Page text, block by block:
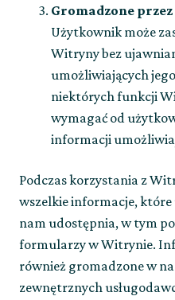
Gromadzone
Użytkownik może
Witryny bez
umożliwiających
niektórych funkcji
wymagać od
informacji
Podczas korzystania z
wszelkie informacje,
nam udostępnia, w tym
formularzy w Witrynie.
również gromadzone w
zewnętrznych